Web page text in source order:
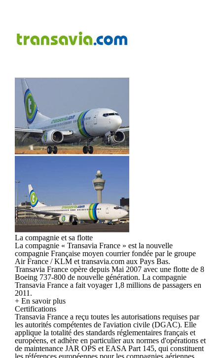
La compagnie et sa flotte
La compagnie « Transavia France » est la nouvelle
compagnie Française moyen courrier fondée par le groupe
Air France / KLM et transavia.com aux Pays Bas.
Transavia France opère depuis Mai 2007 avec une flotte de 8
Boeing 737-800 de nouvelle génération. La compagnie
Transavia France a fait voyager 1,8 millions de passagers en
2011.
+ En savoir plus
Certifications
Transavia France a reçu toutes les autorisations requises par
les autorités compétentes de l'aviation civile (DGAC). Elle
applique la totalité des standards réglementaires français et
européens, et adhère en particulier aux normes d'opérations et
de maintenance JAR OPS et EASA Part 145, qui constituent
les références européennes pour les compagnies aériennes.